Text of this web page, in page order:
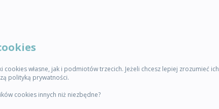
własne, jak i podmiotów trzecich. Jeżeli chcesz lepiej zrozumieć ich
polityką prywatności.
cookies innych niż niezbędne?